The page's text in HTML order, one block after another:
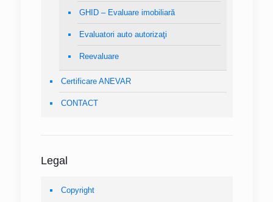
GHID – Evaluare imobiliară
Evaluatori auto autorizaţi
Reevaluare
Certificare ANEVAR
CONTACT
Legal
Copyright